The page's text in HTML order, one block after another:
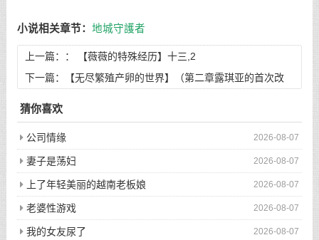
小说相关章节： 地城守護者
上一篇：：
【薇薇的特殊经历】十三,2
下一篇：
【无尽繁殖产卵的世界】（第二章露琪亚的首次改
猜你喜欢
2026-08-07
公司情缘
2026-08-07
妻子是荡妇
2026-08-07
上了年轻美丽的越南老板娘
2026-08-07
老婆性游戏
2026-08-07
我的女友尿了